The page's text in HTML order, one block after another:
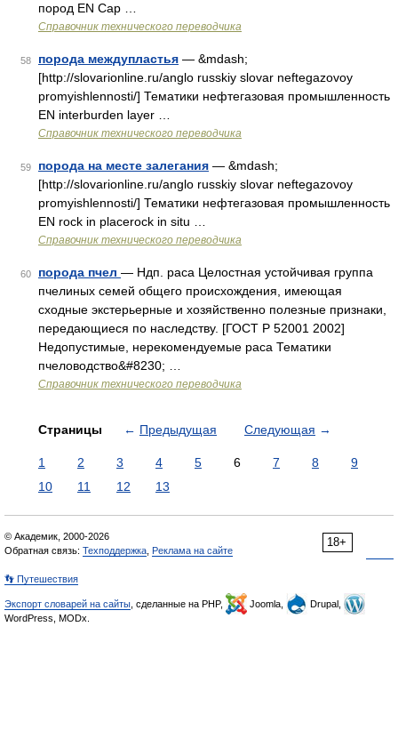
пород EN Cap …
Справочник технического переводчика
58 порода междупластья — &mdash;
[http://slovarionline.ru/anglo russkiy slovar neftegazovoy
promyishlennosti/] Тематики нефтегазовая промышленность
EN interburden layer …
Справочник технического переводчика
59 порода на месте залегания — &mdash;
[http://slovarionline.ru/anglo russkiy slovar neftegazovoy
promyishlennosti/] Тематики нефтегазовая промышленность
EN rock in placerock in situ …
Справочник технического переводчика
60 порода пчел — Ндп. раса Целостная устойчивая группа
пчелиных семей общего происхождения, имеющая
сходные экстерьерные и хозяйственно полезные признаки,
передающиеся по наследству. [ГОСТ Р 52001 2002]
Недопустимые, нерекомендуемые раса Тематики
пчеловодство&#8230; …
Справочник технического переводчика
Страницы ← Предыдущая Следующая →
1 2 3 4 5 6 7 8
9
10
11 12 13
18+
© Академик, 2000-2026
Обратная связь: Техподдержка Реклама на сайте
👣 Путешествия
Экспорт словарей на сайты , сделанные на PHP, Joomla,
Drupal,
WordPress, MODx.